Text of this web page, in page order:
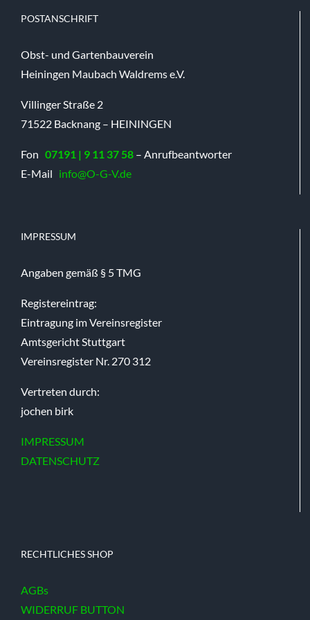
POSTANSCHRIFT
Obst- und Gartenbauverein
Heiningen Maubach Waldrems e.V.
Villinger Straße 2
71522 Backnang – HEININGEN
Fon 07191 | 9 11 37 58 – Anrufbeantworter
E-Mail info@O-G-V.de
IMPRESSUM
Angaben gemäß § 5 TMG
Registereintrag:
Eintragung im Vereinsregister
Amtsgericht Stuttgart
Vereinsregister Nr. 270 312
Vertreten durch:
jochen birk
IMPRESSUM
DATENSCHUTZ
RECHTLICHES SHOP
AGBs
WIDERRUF BUTTON